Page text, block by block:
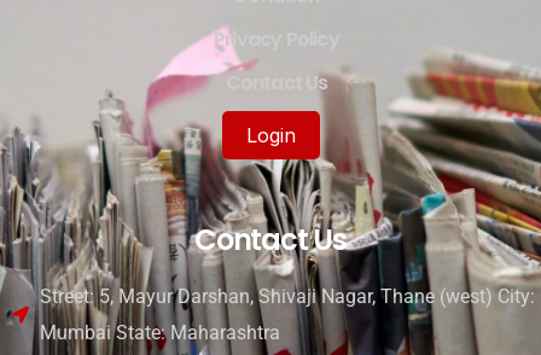
Privacy Policy
Contact Us
Login
Contact Us
Street: 5, Mayur Darshan, Shivaji Nagar, Thane (west) City:
Mumbai State: Maharashtra